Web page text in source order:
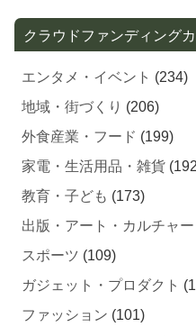
エンタメ・イベント(234)
地域・街づくり(206)
外食産業・フード(199)
家電・生活用品・雑貨(192)
教育・子ども(173)
出版・アート・カルチャー
スポーツ (109)
ガジェット・プロダクト
ファッション (101)
ライフスタイル・ホビー